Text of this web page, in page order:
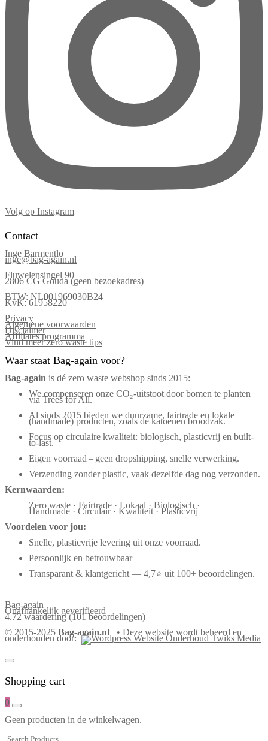
Volg op Instagram
Contact
Inge Barmentlo
inge@bag-again.nl
Fluwelensingel 90
2806 CG Gouda (geen bezoekadres)
BTW: NL001969030B24
KvK: 61958220
Privacy
Algemene voorwaarden
Disclaimer
Affiliates programma
Vind meer zero waste tips
Waar staat Bag-again voor?
Bag‑again is dé zero waste webshop sinds 2015:
We compenseren onze CO₂-uitstoot door bomen te planten
via Trees for All.
Al sinds 2015 bieden we duurzame, fairtrade en lokale
(handmade) producten, zoals de katoenen broodzak.
Focus op circulaire kwaliteit: biologisch, plasticvrij en built-
to-last.
Eigen voorraad – geen dropshipping, snelle verwerking.
Verzending zonder plastic, vaak dezelfde dag nog verzonden.
Kernwaarden:
Zero waste · Fairtrade · Lokaal · Biologisch ·
Handmade · Circulair · Kwaliteit · Plasticvrij
Voordelen voor jou:
Snelle, plasticvrije levering uit onze voorraad.
Persoonlijk en betrouwbaar
Transparant & klantgericht — 4,7⭐ uit 100+ beoordelingen.
Bag-again
Onafhankelijk geverifieerd
4.72 waardering (101 beoordelingen)
© 2015-2025 Bag-again.nl • Deze website wordt beheerd en
onderhouden door:
Shopping cart
0
Geen producten in de winkelwagen.